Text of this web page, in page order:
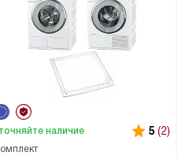
наличие 5 (2)